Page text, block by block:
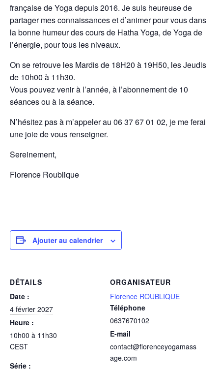
française de Yoga depuis 2016. Je suis heureuse de
partager mes connaissances et d’animer pour vous dans
la bonne humeur des cours de Hatha Yoga, de Yoga de
l’énergie, pour tous les niveaux.
On se retrouve les Mardis de 18H20 à 19H50, les Jeudis
de 10h00 à 11h30.
Vous pouvez venir à l’année, à l’abonnement de 10
séances ou à la séance.
N’hésitez pas à m’appeler au 06 37 67 01 02, je me ferai
une joie de vous renseigner.
Sereinement,
Florence Roublique
Ajouter au calendrier
DÉTAILS
Date :
4 février 2027
Heure :
10h00 à 11h30
CEST
Série :
ORGANISATEUR
Florence ROUBLIQUE
Téléphone
0637670102
E-mail
contact@florenceyogamass
age.com